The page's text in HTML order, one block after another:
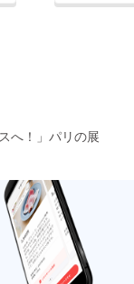
へ！」パリの展